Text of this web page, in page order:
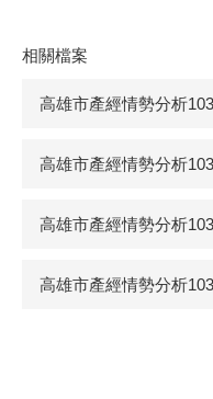
相關檔案
高雄市產經情勢分析
高雄市產經情勢分析
高雄市產經情勢分析
高雄市產經情勢分析